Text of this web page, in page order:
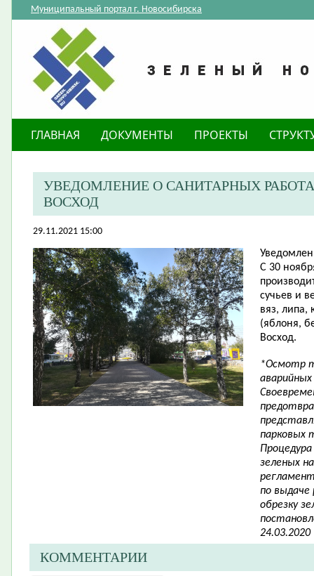
Муниципальный портал г. Новосибирска
ГЛАВНАЯ ДОКУМЕНТЫ ПРОЕКТЫ
УВЕДОМЛЕНИЕ О САНИТАРНЫХ
ВОСХОД
29.11.2021 15:00
С 30
сучьев и
вяз, липа,
(яблоня,
Восход.
*Осмотр
аварийных
парковых
зеленых
по выдаче
обрезку
КОММЕНТАРИИ